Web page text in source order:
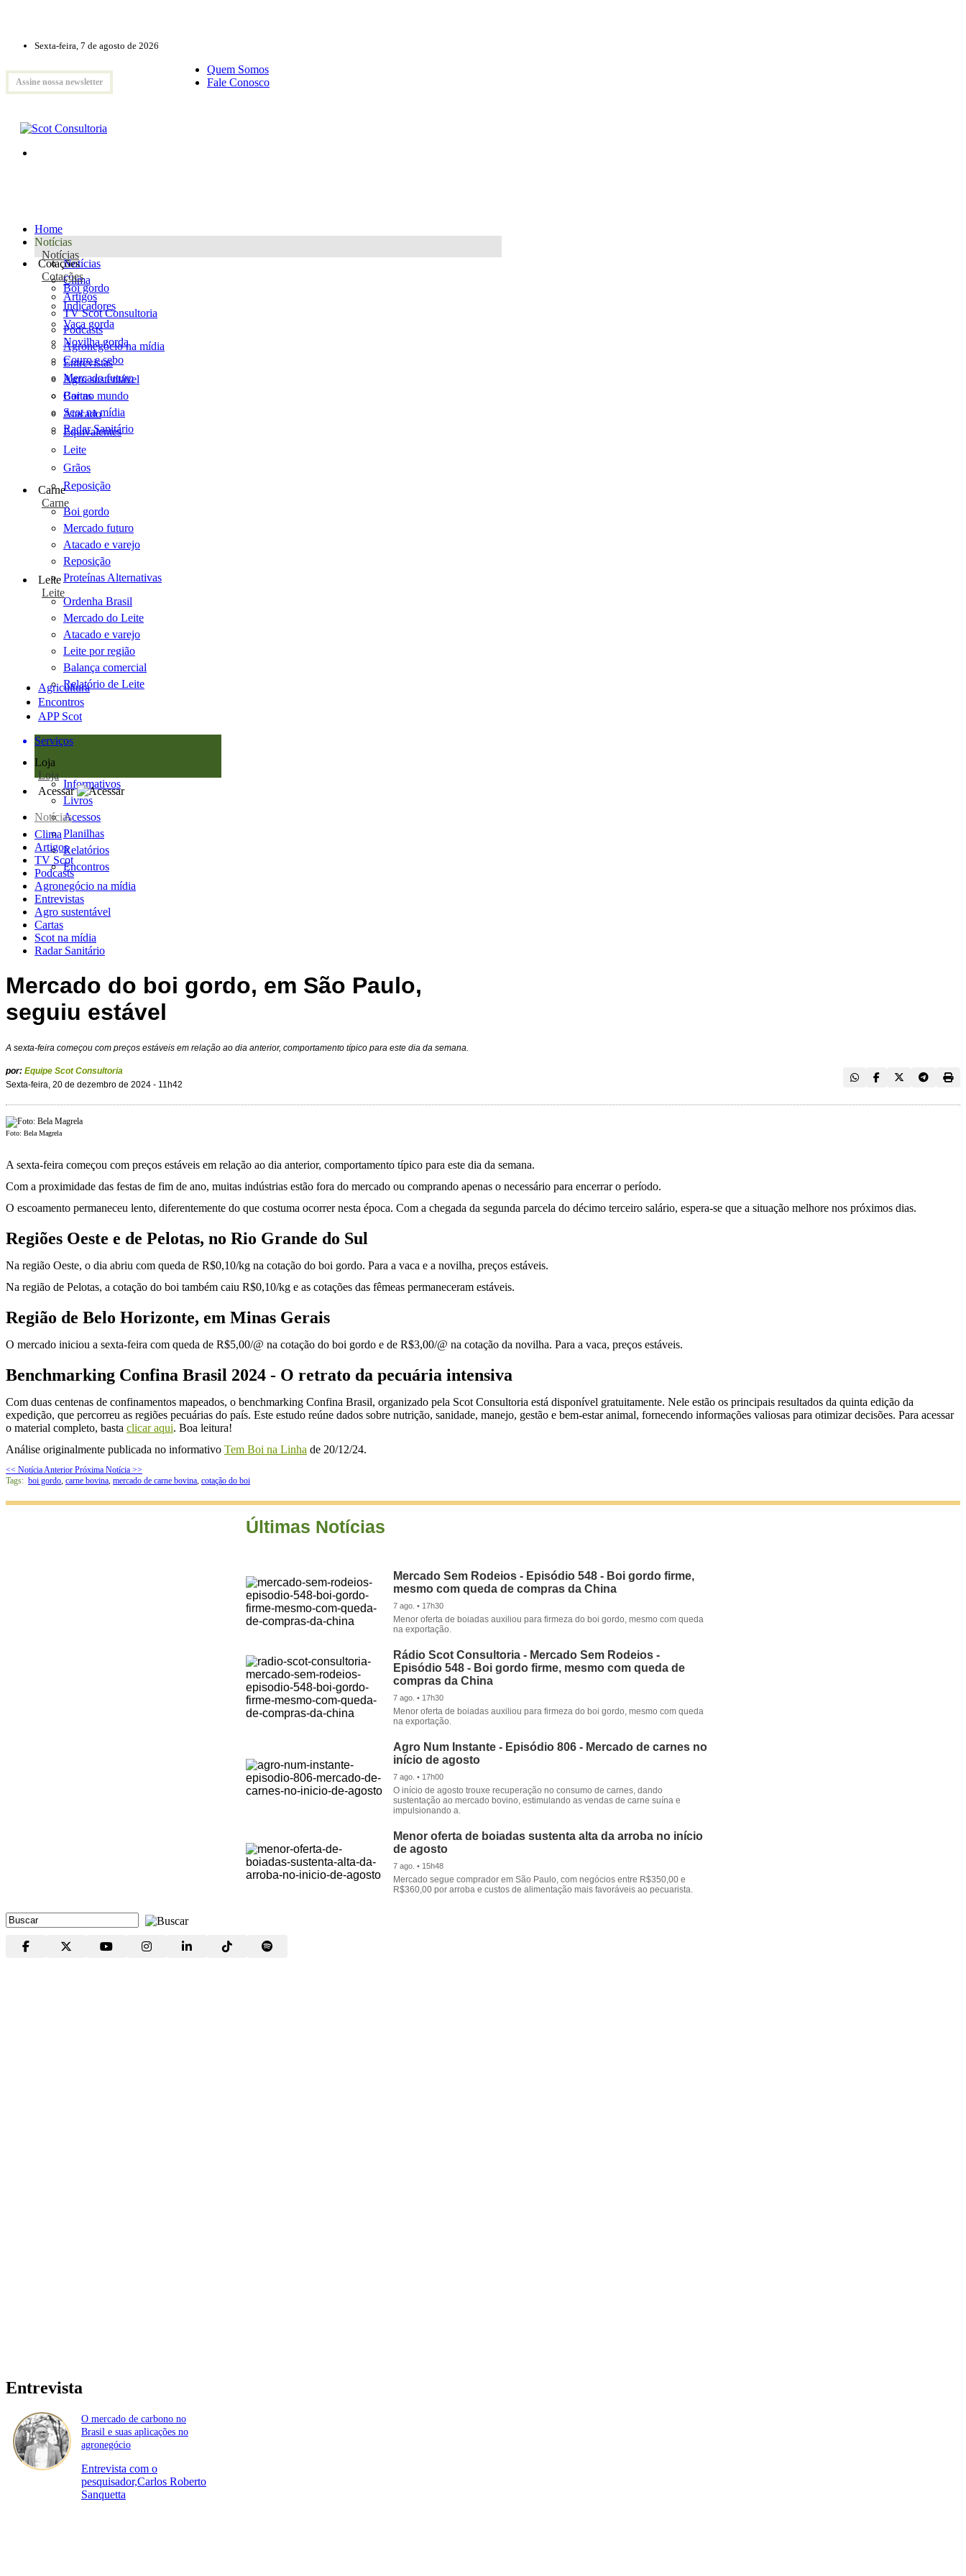
Sexta-feira, 7 de agosto de 2026
Assine nossa newsletter
Quem Somos
Fale Conosco
Home
Notícias
Notícias
Notícias
Clima
Artigos
TV Scot Consultoria
Podcasts
Agronegócio na mídia
Entrevistas
Agro sustentável
Cartas
Scot na mídia
Radar Sanitário
Cotações
Cotações
Boi gordo
Indicadores
Vaca gorda
Novilha gorda
Couro e sebo
Mercado futuro
Boi no mundo
Atacado
Equivalentes
Leite
Grãos
Reposição
Carne
Carne
Boi gordo
Mercado futuro
Atacado e varejo
Reposição
Proteínas Alternativas
Leite
Leite
Ordenha Brasil
Mercado do Leite
Atacado e varejo
Leite por região
Balança comercial
Relatório de Leite
Agricultura
Encontros
APP Scot
Serviços
Loja
Loja
Informativos
Livros
Acessos
Planilhas
Relatórios
Encontros
Acessar
Notícias
Clima
Artigos
TV Scot
Podcasts
Agronegócio na mídia
Entrevistas
Agro sustentável
Cartas
Scot na mídia
Radar Sanitário
Mercado do boi gordo, em São Paulo,
seguiu estável
A sexta-feira começou com preços estáveis em relação ao dia anterior, comportamento típico para este dia da semana.
por: Equipe Scot Consultoria
Sexta-feira, 20 de dezembro de 2024 - 11h42
Foto: Bela Magrela
A sexta-feira começou com preços estáveis em relação ao dia anterior, comportamento típico para este dia da semana.
Com a proximidade das festas de fim de ano, muitas indústrias estão fora do mercado ou comprando apenas o necessário para encerrar o período.
O escoamento permaneceu lento, diferentemente do que costuma ocorrer nesta época. Com a chegada da segunda parcela do décimo terceiro salário, espera-se que a situação melhore nos próximos dias.
Regiões Oeste e de Pelotas, no Rio Grande do Sul
Na região Oeste, o dia abriu com queda de R$0,10/kg na cotação do boi gordo. Para a vaca e a novilha, preços estáveis.
Na região de Pelotas, a cotação do boi também caiu R$0,10/kg e as cotações das fêmeas permaneceram estáveis.
Região de Belo Horizonte, em Minas Gerais
O mercado iniciou a sexta-feira com queda de R$5,00/@ na cotação do boi gordo e de R$3,00/@ na cotação da novilha. Para a vaca, preços estáveis.
Benchmarking Confina Brasil 2024 - O retrato da pecuária intensiva
Com duas centenas de confinamentos mapeados, o benchmarking Confina Brasil, organizado pela Scot Consultoria está disponível gratuitamente. Nele estão os principais resultados da quinta edição da
expedição, que percorreu as regiões pecuárias do país. Este estudo reúne dados sobre nutrição, sanidade, manejo, gestão e bem-estar animal, fornecendo informações valiosas para otimizar decisões. Para acessar
o material completo, basta clicar aqui. Boa leitura!
Análise originalmente publicada no informativo Tem Boi na Linha de 20/12/24.
<< Notícia Anterior Próxima Notícia >>
Tags: boi gordo carne bovina mercado de carne bovina cotação do boi
Últimas Notícias
Mercado Sem Rodeios - Episódio 548 - Boi gordo firme,
mesmo com queda de compras da China
7 ago. • 17h30
Menor oferta de boiadas auxiliou para firmeza do boi gordo, mesmo com queda
na exportação.
Rádio Scot Consultoria - Mercado Sem Rodeios -
Episódio 548 - Boi gordo firme, mesmo com queda de
compras da China
7 ago. • 17h30
Menor oferta de boiadas auxiliou para firmeza do boi gordo, mesmo com queda
na exportação.
Agro Num Instante - Episódio 806 - Mercado de carnes no
início de agosto
7 ago. • 17h00
O início de agosto trouxe recuperação no consumo de carnes, dando
sustentação ao mercado bovino, estimulando as vendas de carne suína e
impulsionando a.
Menor oferta de boiadas sustenta alta da arroba no início
de agosto
7 ago. • 15h48
Mercado segue comprador em São Paulo, com negócios entre R$350,00 e
R$360,00 por arroba e custos de alimentação mais favoráveis ao pecuarista.
Entrevista
O mercado de carbono no
Brasil e suas aplicações no
agronegócio
Entrevista com o
pesquisador,Carlos Roberto
Sanquetta